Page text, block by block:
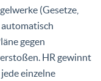
(Gesetze,
gegen
HR gewinnt
einzelne